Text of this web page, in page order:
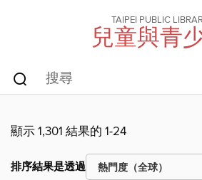
TAIPEI PUBLIC
兒童與青
顯示 1,301 結果的 1-24
排序結果是透過